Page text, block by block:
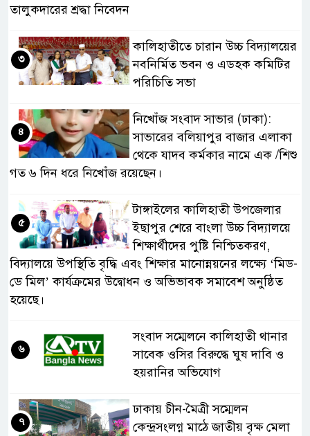
তালুকদারের শ্রদ্ধা নিবেদন
কালিহাতীতে চারান উচ্চ বিদ্যালয়ের
নবনির্মিত ভবন ও এডহক কমিটির
পরিচিতি সভা
৩
নিখোঁজ সংবাদ সাভার (ঢাকা):
সাভারের বলিয়াপুর বাজার এলাকা
থেকে যাদব কর্মকার নামে এক /শিশু
গত ৬ দিন ধরে নিখোঁজ রয়েছেন।
৪
টাঙ্গাইলের কালিহাতী উপজেলার
ইছাপুর শেরে বাংলা উচ্চ বিদ্যালয়ে
শিক্ষার্থীদের পুষ্টি নিশ্চিতকরণ,
বিদ্যালয়ে উপস্থিতি বৃদ্ধি এবং শিক্ষার মানোন্নয়নের লক্ষ্যে ‘মিড-
ডে মিল’ কার্যক্রমের উদ্বোধন ও অভিভাবক সমাবেশ অনুষ্ঠিত
হয়েছে।
৫
সংবাদ সম্মেলনে কালিহাতী থানার
সাবেক ওসির বিরুদ্ধে ঘুষ দাবি ও
হয়রানির অভিযোগ
৬
ঢাকায় চীন-মৈত্রী সম্মেলন
কেন্দ্রসংলগ্ন মাঠে জাতীয় বৃক্ষ মেলা
৭